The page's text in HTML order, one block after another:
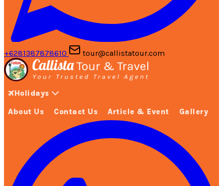
+6281387878610 tour@callistatour.com
Holidays
About Us Contact Us Article & Event Gallery